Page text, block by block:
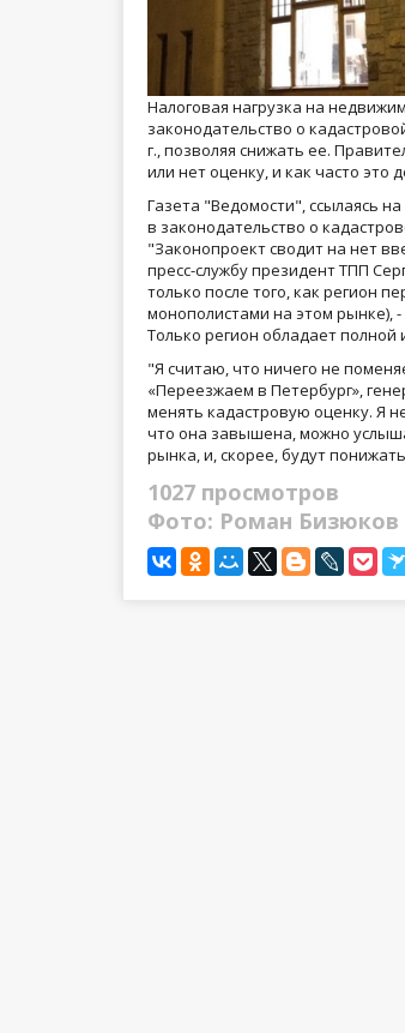
Налоговая нагрузка на
законодательство о
г., позволяя снижать ее.
или нет оценку, и как часто это
Газета "Ведомости", ссылаясь
в законодательство о
"Законопроект сводит на нет
пресс-службу президент ТПП
только после того, как регион
монополистами на этом рынке),
Только регион обладает
"Я считаю, что ничего не
«Переезжаем в Петербург»,
менять кадастровую оценку. Я
что она завышена, можно
рынка, и, скорее, будут
1027 просмотров
Фото: Роман Бизюков